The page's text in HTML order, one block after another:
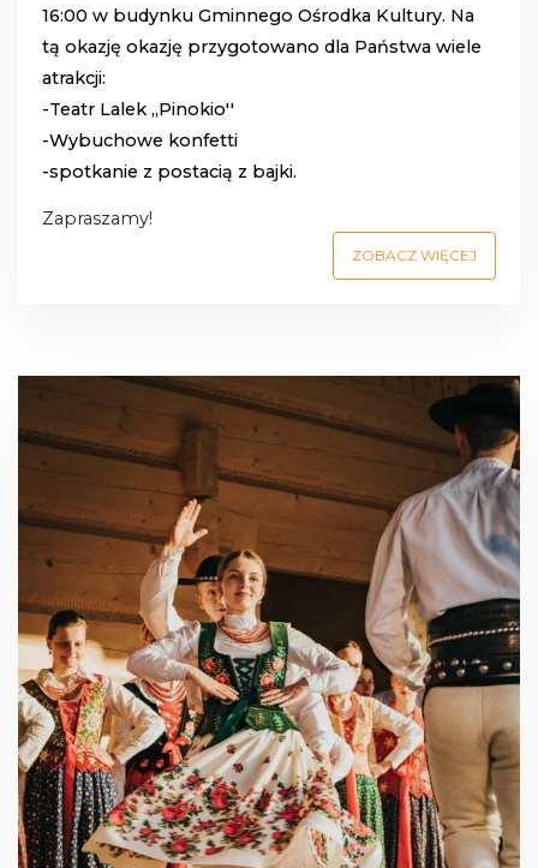
16:00 w budynku Gminnego Ośrodka Kultury. Na
tą okazję okazję przygotowano dla Państwa wiele
atrakcji:
-Teatr Lalek ,,Pinokio''
-Wybuchowe konfetti
-spotkanie z postacią z bajki.
Zapraszamy!
ZOBACZ WIĘCEJ